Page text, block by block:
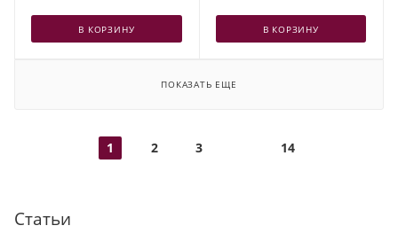
В КОРЗИНУ В КОРЗИНУ
ПОКАЗАТЬ ЕЩЕ
1 2 3 14
Статьи